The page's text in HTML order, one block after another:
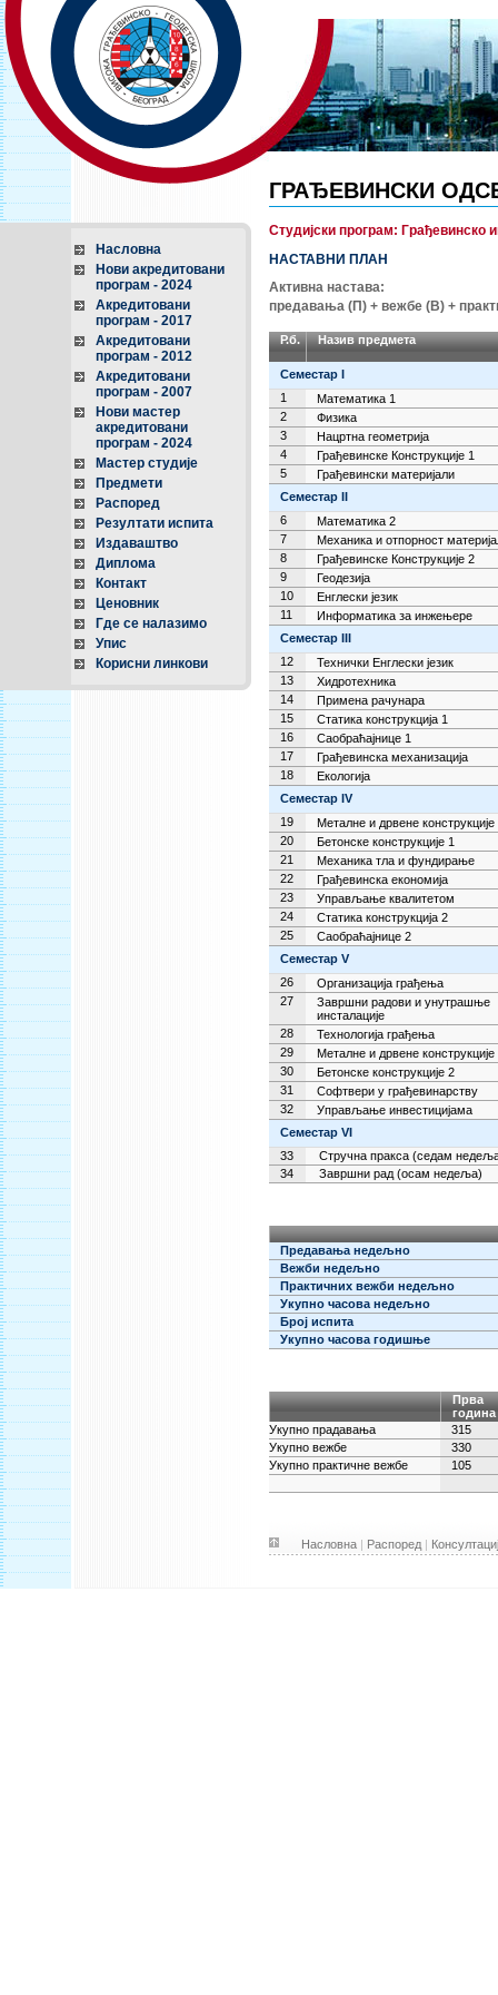
ГРАЂЕВИНСКИ
Насловна
Нови акредитовани
програм - 2024
Акредитовани
програм - 2017
Акредитовани
програм - 2012
Акредитовани
програм - 2007
Нови мастер
акредитовани
програм - 2024
Мастер студије
Предмети
Распоред
Резултати испита
Издаваштво
Диплома
Контакт
Ценовник
Где се налазимо
Упис
Корисни линкови
Студијски програм: Грађевинско
НАСТАВНИ ПЛАН
Активна настава:
предавања (П) + вежбе (В) +
Р.б. Назив предмета
Семестар I
1
Математика 1
2
Физика
3
Нацртна геометрија
4
Грађевинске Конструкције 1
5
Грађевински материјали
Семестар II
6
Математика 2
7
Механика и отпорност
8
Грађевинске Конструкције 2
9
Геодезија
10
Енглески језик
11
Информатика за инжењере
Семестар III
12
Технички Енглески језик
13
Хидротехника
14
Примена рачунара
15
Статика конструкција 1
16
Саобраћајнице 1
17
Грађевинска механизација
18
Екологија
Семестар IV
19
Металне и дрвене конструкције
20
Бетонске конструкције 1
21
Механика тла и фундирање
22
Грађевинска економија
23
Управљање квалитетом
24
Статика конструкција 2
25
Саобраћајнице 2
Семестар V
26
Организација грађења
27
Завршни радови и унутрашње
инсталације
28
Технологија грађења
29
Металне и дрвене конструкције
30
Бетонске конструкције 2
31
Софтвери у грађевинарству
32
Управљање инвестицијама
Семестар VI
33
Стручна пракса (седам
34
Завршни рад (осам недеља)
Предавања недељно
Вежби недељно
Практичних вежби недељно
Укупно часова недељно
Број испита
Укупно часова годишње
Прва
година
Укупно прадавања
315
Укупно вежбе
330
Укупно практичне вежбе
105
Насловна| Распоред|